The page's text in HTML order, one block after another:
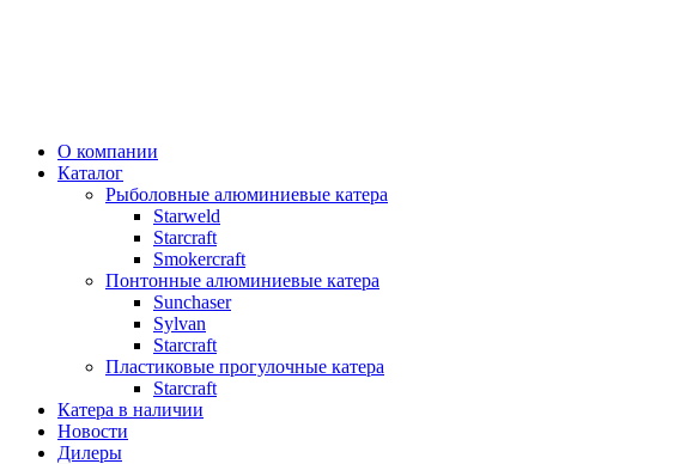
О компании
Каталог
Рыболовные алюминиевые катера
Starweld
Starcraft
Smokercraft
Понтонные алюминиевые катера
Sunchaser
Sylvan
Starcraft
Пластиковые прогулочные катера
Starcraft
Катера в наличии
Новости
Дилеры